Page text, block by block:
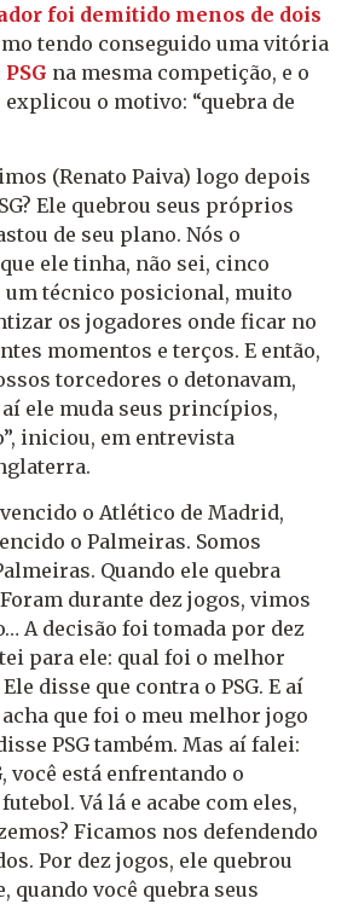
foi demitido menos de dois
tendo conseguido uma vitória
PSG na mesma competição, e o
o motivo: “quebra de
(Renato Paiva) logo depois
Ele quebrou seus próprios
de seu plano. Nós o
ele tinha, não sei, cinco
um técnico posicional, muito
os jogadores onde ficar no
momentos e terços. E então,
torcedores o detonavam,
ele muda seus princípios,
iniciou, em entrevista
o Atlético de Madrid,
o Palmeiras. Somos
Quando ele quebra
durante dez jogos, vimos
A decisão foi tomada por dez
para ele: qual foi o melhor
disse que contra o PSG. E aí
acha que foi o meu melhor jogo
PSG também. Mas aí falei:
você está enfrentando o
Vá lá e acabe com eles,
Ficamos nos defendendo
Por dez jogos, ele quebrou
quando você quebra seus